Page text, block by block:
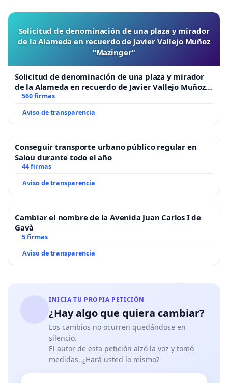
Solicitud de denominación de una plaza y mirador
de la Alameda en recuerdo de Javier Vallejo Muñoz
“Mazinger”
Solicitud de denominación de una plaza y mirador
de la Alameda en recuerdo de Javier Vallejo Muñoz
“Mazinger”
560 firmas
Aviso de transparencia
Conseguir transporte urbano público regular en
Salou durante todo el año
44 firmas
Aviso de transparencia
Cambiar el nombre de la Avenida Juan Carlos I de
Gavà
5 firmas
Aviso de transparencia
INICIA TU PROPIA PETICIÓN
¿Hay algo que quiera cambiar?
Los cambios no ocurren quedándose en
silencio.
El autor de esta petición alzó la voz y tomó
medidas. ¿Hará usted lo mismo?